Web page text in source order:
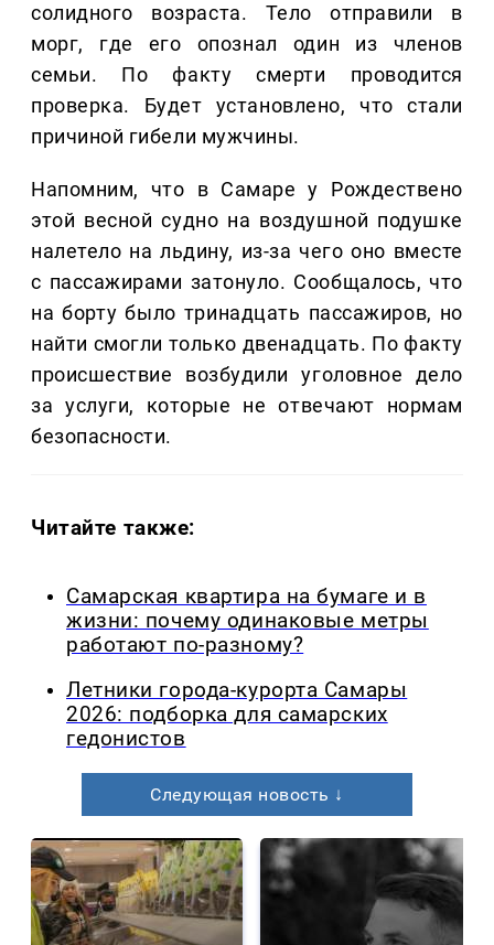
солидного возраста. Тело отправили в
морг, где его опознал один из членов
семьи. По факту смерти проводится
проверка. Будет установлено, что стали
причиной гибели мужчины.
Напомним, что в Самаре у Рождествено
этой весной судно на воздушной подушке
налетело на льдину, из-за чего оно вместе
с пассажирами затонуло. Сообщалось, что
на борту было тринадцать пассажиров, но
найти смогли только двенадцать. По факту
происшествие возбудили уголовное дело
за услуги, которые не отвечают нормам
безопасности.
Читайте также:
Самарская квартира на бумаге и в
жизни: почему одинаковые метры
работают по-разному?
Летники города-курорта Самары
2026: подборка для самарских
гедонистов
Следующая новость ↓